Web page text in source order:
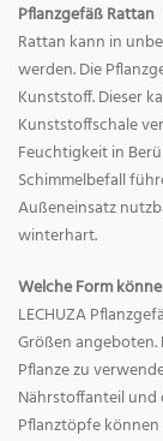
Pflanzgefäß Rattan
Rattan kann in
werden. Die
Kunststoff. Dieser
Kunststoffschale
Feuchtigkeit in
Schimmelbefall
Außeneinsatz
winterhart.
Welche Form
LECHUZA
Größen
Pflanze zu
Nährstoffanteil und
Pflanztöpfe